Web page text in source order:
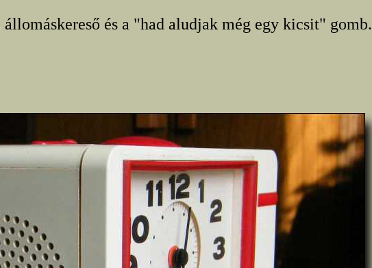
és a "had aludjak még egy kicsit" gomb.